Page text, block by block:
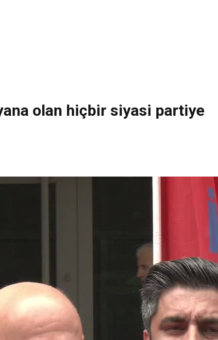
olan hiçbir siyasi partiye